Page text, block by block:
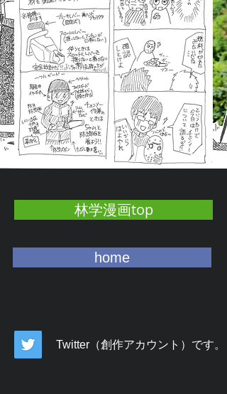
林学漫画top
home
Twitter（創作アカウント）です。